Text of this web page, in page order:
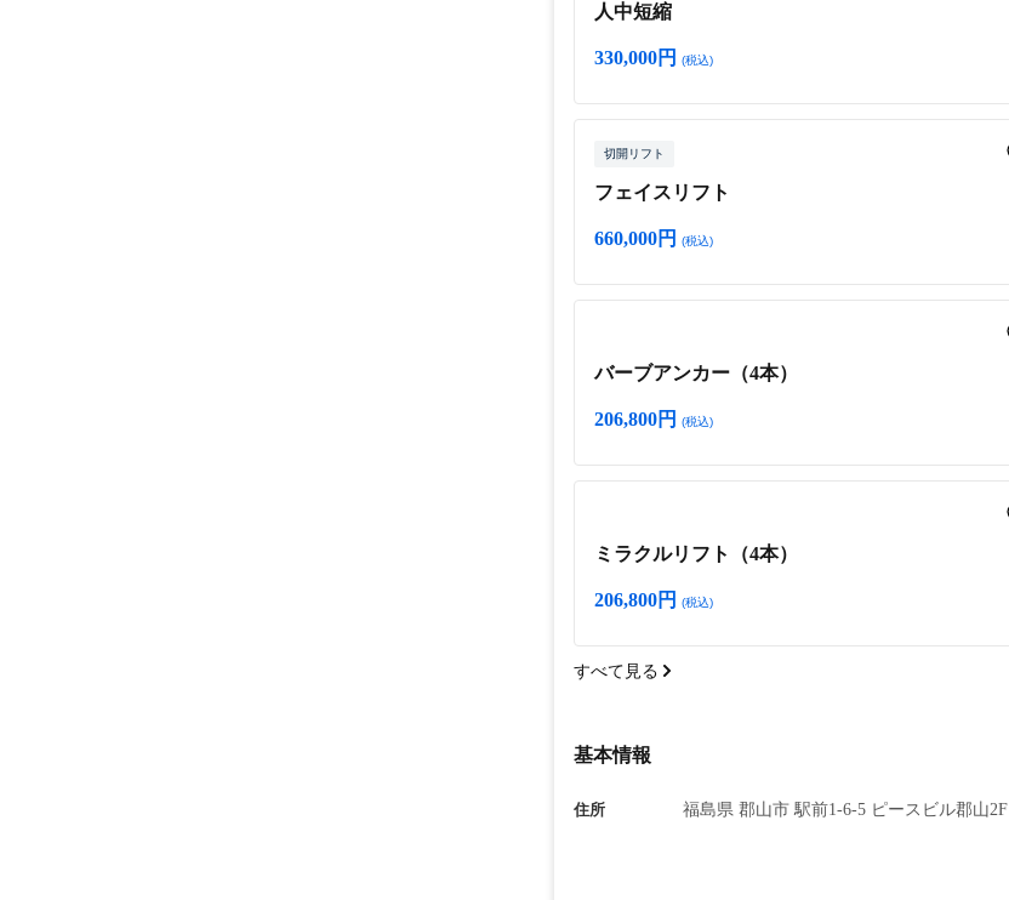
人中短縮
330,000円 (税込)
切開リフト
フェイスリフト
660,000円 (税込)
バーブアンカー（4本）
206,800円 (税込)
ミラクルリフト（4本）
206,800円 (税込)
すべて見る
基本情報
住所 福島県 郡山市 駅前1-6-5 ピースビル郡山2F